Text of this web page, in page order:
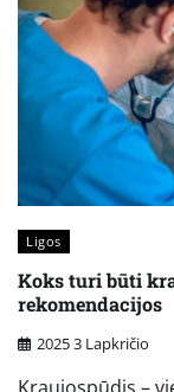
Ligos
Koks turi būti
rekomendacijos
2025 3 Lapkričio